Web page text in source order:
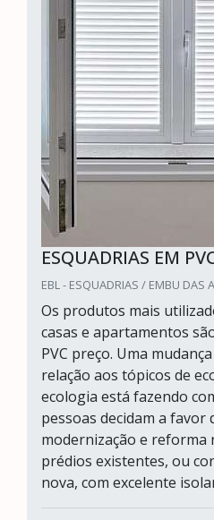
ESQUADRIAS EM
EBL - ESQUADRIAS / EMBU DAS
Os produtos mais
casas e apartamentos
PVC preço. Uma
relação aos tópicos de
ecologia está fazendo
pessoas decidam a favor
modernização e reforma
prédios existentes, ou
nova, com excelente